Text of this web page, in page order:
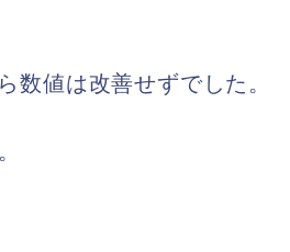
数値は改善せずでした。